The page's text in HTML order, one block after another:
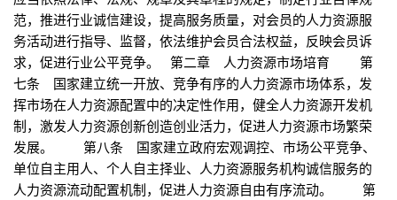
范，推进行业诚信建设，提高服务质量，对会员的人力资源服
务活动进行指导、监督，依法维护会员合法权益，反映会员诉
求，促进行业公平竞争。 第二章 人力资源市场培育 第
七条 国家建立统一开放、竞争有序的人力资源市场体系，发
挥市场在人力资源配置中的决定性作用，健全人力资源开发机
制，激发人力资源创新创造创业活力，促进人力资源市场繁荣
发展。 第八条 国家建立政府宏观调控、市场公平竞争、
单位自主用人、个人自主择业、人力资源服务机构诚信服务的
人力资源流动配置机制，促进人力资源自由有序流动。 第